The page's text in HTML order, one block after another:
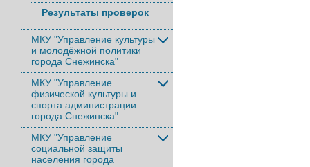
Результаты проверок
МКУ "Управление культуры
и молодёжной политики
города Снежинска"
МКУ "Управление
физической культуры и
спорта администрации
города Снежинска"
МКУ "Управление
социальной защиты
населения города